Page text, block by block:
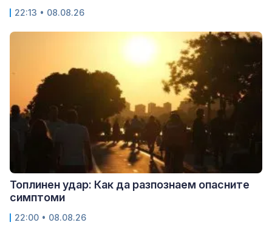
22:13 • 08.08.26
Топлинен удар: Как да разпознаем опасните
симптоми
22:00 • 08.08.26